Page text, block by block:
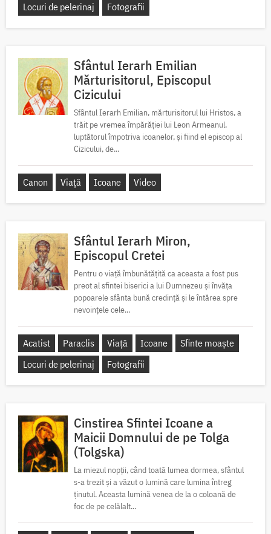
Locuri de pelerinaj
Fotografii
Sfântul Ierarh Emilian
Mărturisitorul, Episcopul
Cizicului
Sfântul Ierarh Emilian, mărturisitorul lui Hristos, a
trăit pe vremea împărăției lui Leon Armeanul,
luptătorul împotriva icoanelor, și fiind el episcop al
Cizicului, de...
Canon Viață Icoane Video
Sfântul Ierarh Miron,
Episcopul Cretei
Pentru o viață îmbunătățită ca aceasta a fost pus
preot al sfintei biserici a lui Dumnezeu și învăța
popoarele sfânta bună credință și le întărea spre
nevoințele cele...
Acatist Paraclis Viață Icoane
Sfinte moaște
Locuri de pelerinaj
Fotografii
Cinstirea Sfintei Icoane a
Maicii Domnului de pe Tolga
(Tolgska)
La miezul nopții, când toată lumea dormea, sfântul
s-a trezit și a văzut o lumină care lumina întreg
ținutul. Aceasta lumină venea de la o coloană de
foc de pe celălalt...